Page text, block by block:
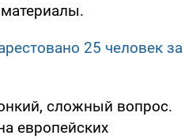
25 человек за
сложный вопрос.
европейских